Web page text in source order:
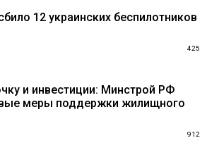
12 украинских беспилотников
425
и инвестиции: Минстрой РФ
меры поддержки жилищного
912